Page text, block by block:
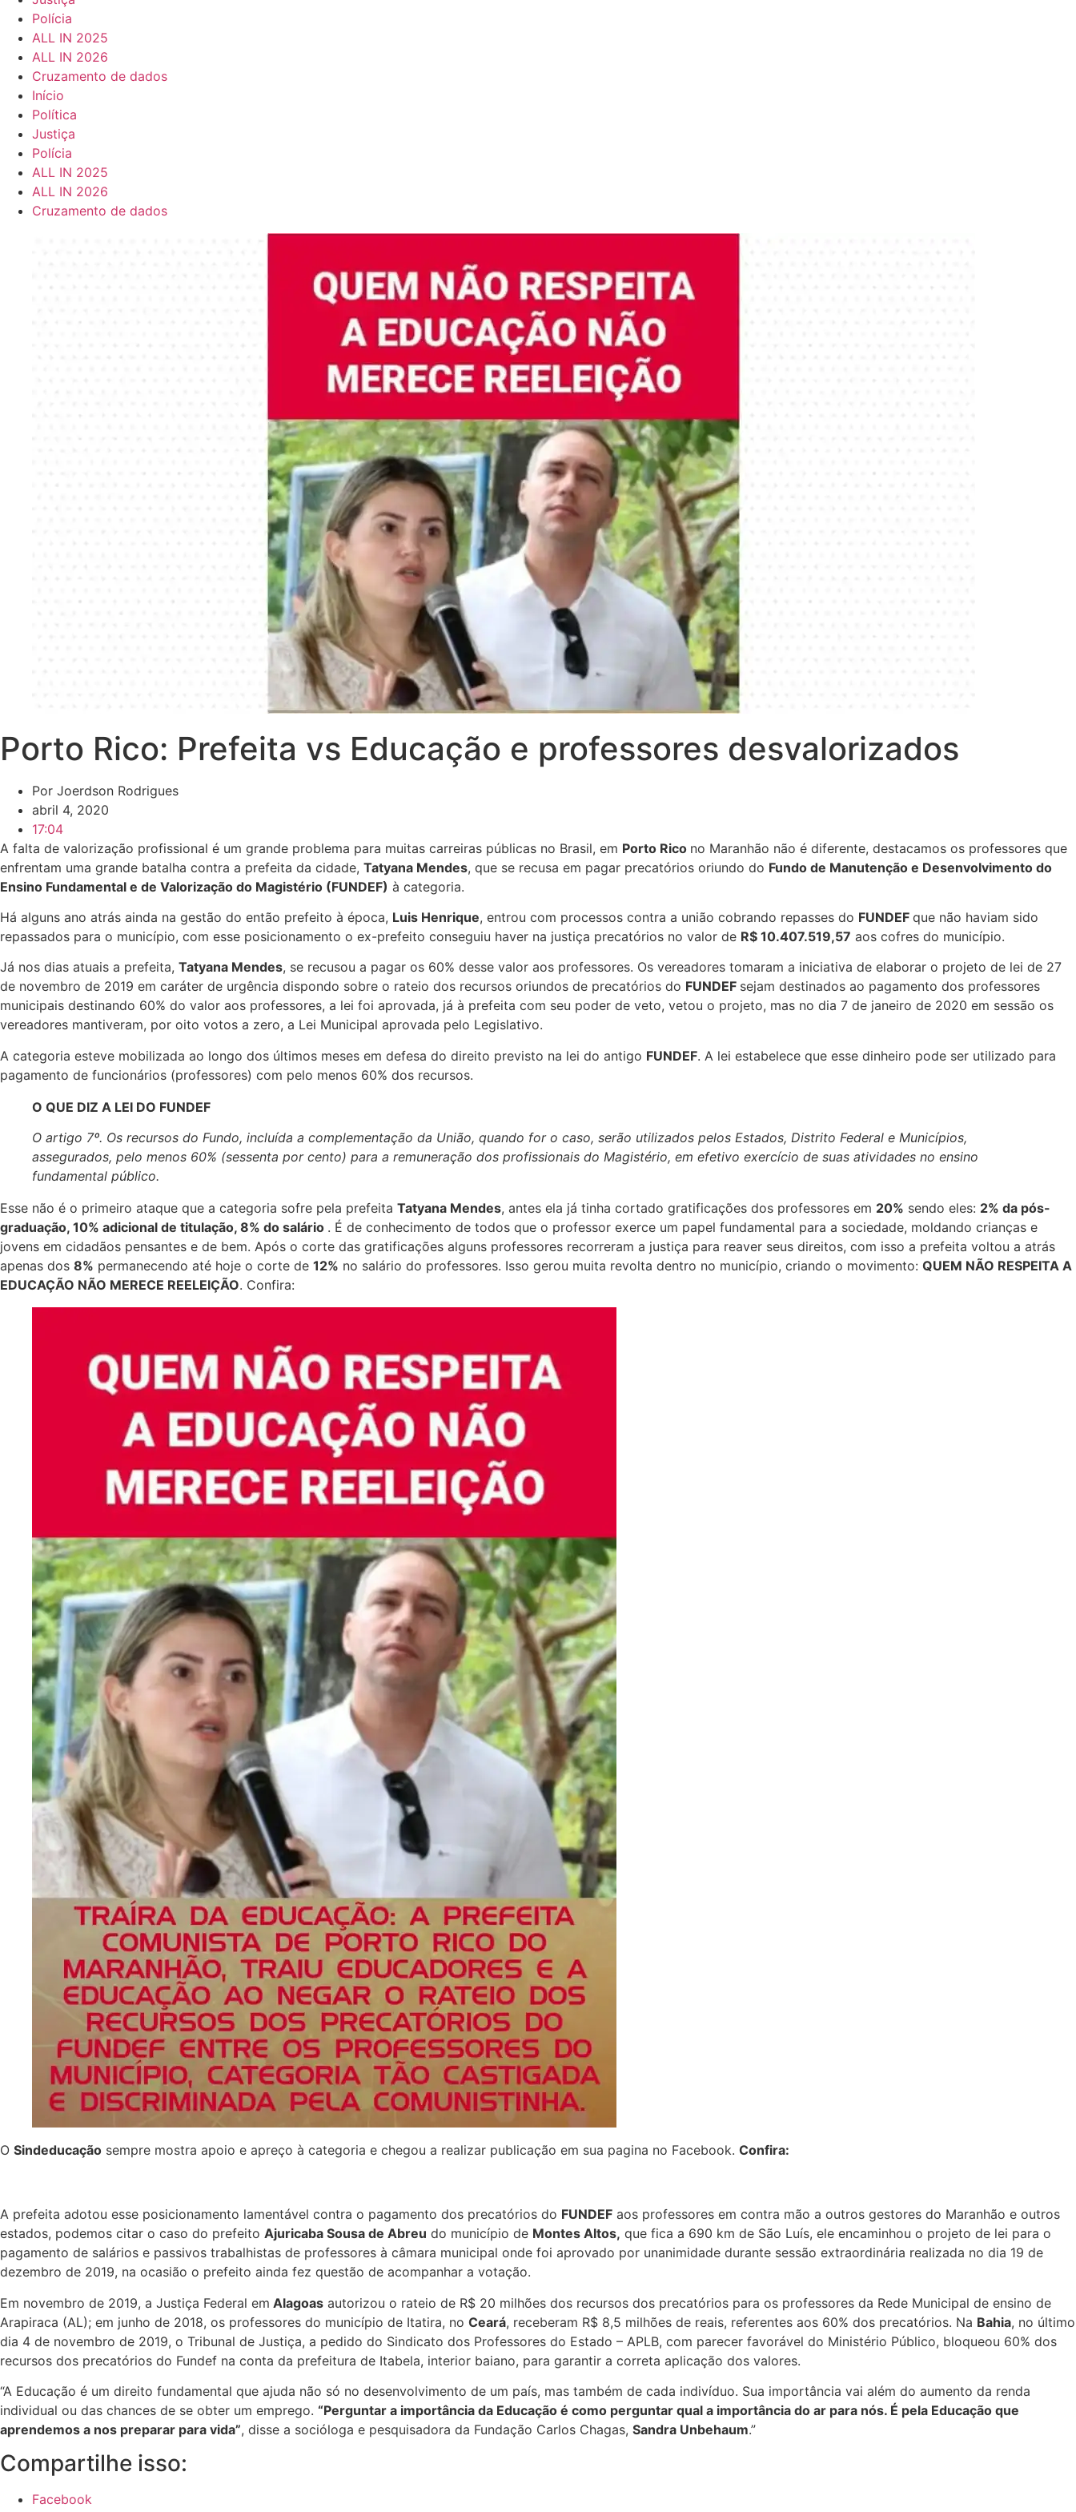
Polícia
ALL IN 2025
ALL IN 2026
Cruzamento de dados
Início
Política
Justiça
Polícia
ALL IN 2025
ALL IN 2026
Cruzamento de dados
Porto Rico: Prefeita vs Educação e professores desvalorizados
Por Joerdson Rodrigues
abril 4, 2020
17:04
A falta de valorização profissional é um grande problema para muitas carreiras públicas no Brasil, em Porto Rico no Maranhão não é diferente, destacamos os professores que
enfrentam uma grande batalha contra a prefeita da cidade, Tatyana Mendes, que se recusa em pagar precatórios oriundo do Fundo de Manutenção e Desenvolvimento do
Ensino Fundamental e de Valorização do Magistério (FUNDEF) à categoria.
Há alguns ano atrás ainda na gestão do então prefeito à época, Luis Henrique, entrou com processos contra a união cobrando repasses do FUNDEF que não haviam sido
repassados para o município, com esse posicionamento o ex-prefeito conseguiu haver na justiça precatórios no valor de R$ 10.407.519,57 aos cofres do município.
Já nos dias atuais a prefeita, Tatyana Mendes, se recusou a pagar os 60% desse valor aos professores. Os vereadores tomaram a iniciativa de elaborar o projeto de lei de 27
de novembro de 2019 em caráter de urgência dispondo sobre o rateio dos recursos oriundos de precatórios do FUNDEF sejam destinados ao pagamento dos professores
municipais destinando 60% do valor aos professores, a lei foi aprovada, já à prefeita com seu poder de veto, vetou o projeto, mas no dia 7 de janeiro de 2020 em sessão os
vereadores mantiveram, por oito votos a zero, a Lei Municipal aprovada pelo Legislativo.
A categoria esteve mobilizada ao longo dos últimos meses em defesa do direito previsto na lei do antigo FUNDEF. A lei estabelece que esse dinheiro pode ser utilizado para
pagamento de funcionários (professores) com pelo menos 60% dos recursos.
O QUE DIZ A LEI DO FUNDEF
O artigo 7º. Os recursos do Fundo, incluída a complementação da União, quando for o caso, serão utilizados pelos Estados, Distrito Federal e Municípios,
assegurados, pelo menos 60% (sessenta por cento) para a remuneração dos profissionais do Magistério, em efetivo exercício de suas atividades no ensino
fundamental público.
Esse não é o primeiro ataque que a categoria sofre pela prefeita Tatyana Mendes, antes ela já tinha cortado gratificações dos professores em 20% sendo eles: 2% da pós-
graduação, 10% adicional de titulação, 8% do salário . É de conhecimento de todos que o professor exerce um papel fundamental para a sociedade, moldando crianças e
jovens em cidadãos pensantes e de bem. Após o corte das gratificações alguns professores recorreram a justiça para reaver seus direitos, com isso a prefeita voltou a atrás
apenas dos 8% permanecendo até hoje o corte de 12% no salário do professores. Isso gerou muita revolta dentro no município, criando o movimento: QUEM NÃO RESPEITA A
EDUCAÇÃO NÃO MERECE REELEIÇÃO. Confira:
O Sindeducação sempre mostra apoio e apreço à categoria e chegou a realizar publicação em sua pagina no Facebook. Confira:
A prefeita adotou esse posicionamento lamentável contra o pagamento dos precatórios do FUNDEF aos professores em contra mão a outros gestores do Maranhão e outros
estados, podemos citar o caso do prefeito Ajuricaba Sousa de Abreu do município de Montes Altos, que fica a 690 km de São Luís, ele encaminhou o projeto de lei para o
pagamento de salários e passivos trabalhistas de professores à câmara municipal onde foi aprovado por unanimidade durante sessão extraordinária realizada no dia 19 de
dezembro de 2019, na ocasião o prefeito ainda fez questão de acompanhar a votação.
Em novembro de 2019, a Justiça Federal em Alagoas autorizou o rateio de R$ 20 milhões dos recursos dos precatórios para os professores da Rede Municipal de ensino de
Arapiraca (AL); em junho de 2018, os professores do município de Itatira, no Ceará, receberam R$ 8,5 milhões de reais, referentes aos 60% dos precatórios. Na Bahia, no último
dia 4 de novembro de 2019, o Tribunal de Justiça, a pedido do Sindicato dos Professores do Estado – APLB, com parecer favorável do Ministério Público, bloqueou 60% dos
recursos dos precatórios do Fundef na conta da prefeitura de Itabela, interior baiano, para garantir a correta aplicação dos valores.
“A Educação é um direito fundamental que ajuda não só no desenvolvimento de um país, mas também de cada indivíduo. Sua importância vai além do aumento da renda
individual ou das chances de se obter um emprego. “Perguntar a importância da Educação é como perguntar qual a importância do ar para nós. É pela Educação que
aprendemos a nos preparar para vida”, disse a socióloga e pesquisadora da Fundação Carlos Chagas, Sandra Unbehaum.”
Compartilhe isso:
Facebook